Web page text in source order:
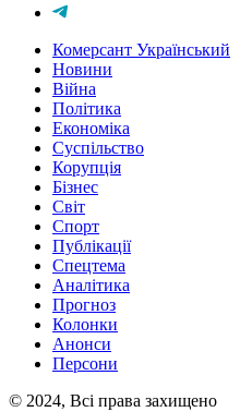
Комерсант Український
Новини
Війна
Політика
Економіка
Суспільство
Корупція
Бізнес
Світ
Спорт
Публікації
Спецтема
Аналітика
Прогноз
Колонки
Анонси
Персони
© 2024, Всі права захищено